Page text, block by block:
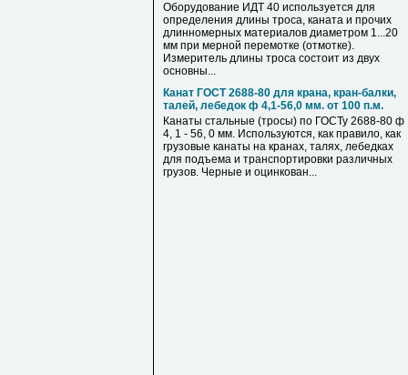
Оборудование ИДТ 40 используется для
определения длины троса, каната и прочих
длинномерных материалов диаметром 1...20
мм при мерной перемотке (отмотке).
Измеритель длины троса состоит из двух
основны...
Канат ГОСТ 2688-80 для крана, кран-балки,
талей, лебедок ф 4,1-56,0 мм. от 100 п.м.
Канаты стальные (тросы) по ГОСТу 2688-80 ф
4, 1 - 56, 0 мм. Используются, как правило, как
грузовые канаты на кранах, талях, лебедках
для подъема и транспортировки различных
грузов. Черные и оцинкован...